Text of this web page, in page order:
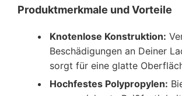
Produktmerkmale und Vorteile
Knotenlose Konstruktion:
Beschädigungen an Deiner
sorgt für eine glatte
Hochfestes Polypropylen: